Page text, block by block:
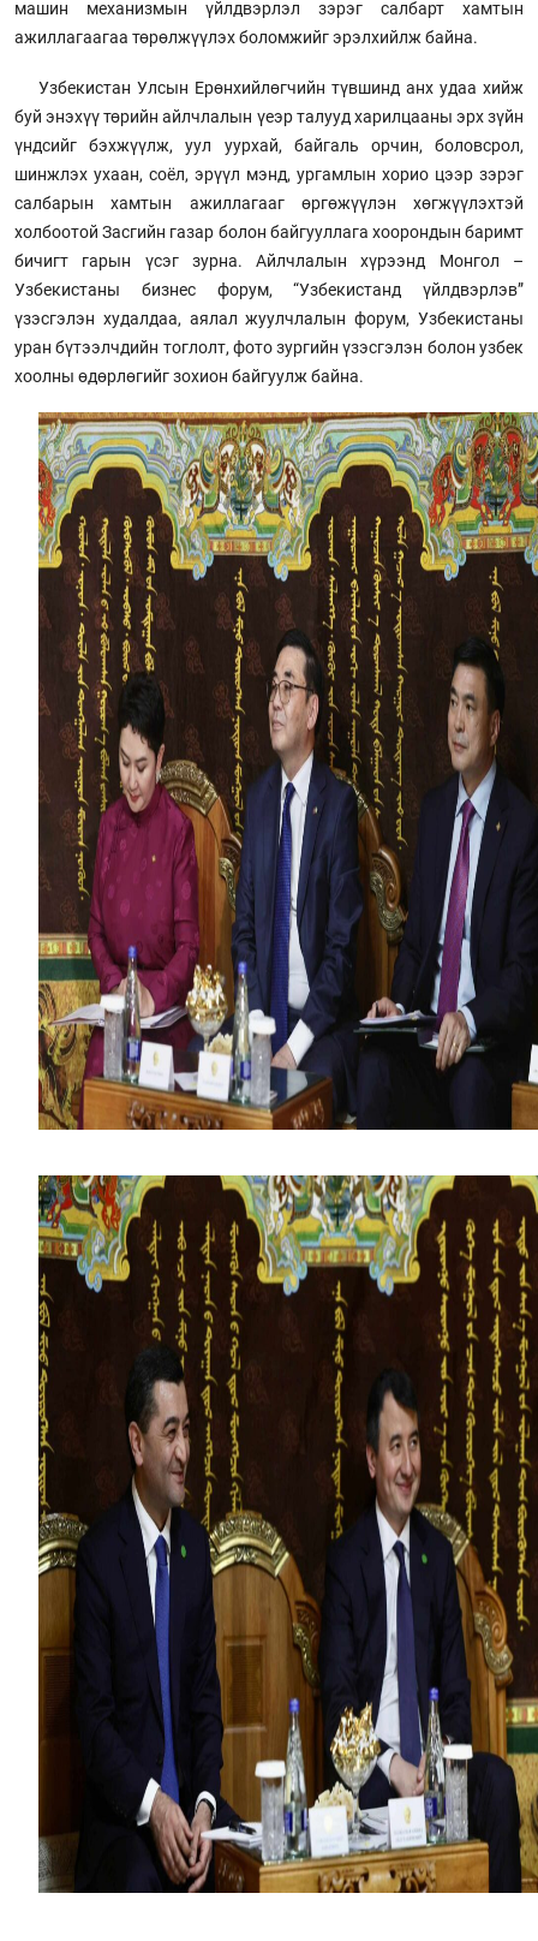
машин механизмын үйлдвэрлэл зэрэг салбарт хамтын
ажиллагаагаа төрөлжүүлэх боломжийг эрэлхийлж байна.
Узбекистан Улсын Ерөнхийлөгчийн түвшинд анх удаа хийж
буй энэхүү төрийн айлчлалын үеэр талууд харилцааны эрх зүйн
үндсийг бэхжүүлж, уул уурхай, байгаль орчин, боловсрол,
шинжлэх ухаан, соёл, эрүүл мэнд, ургамлын хорио цээр зэрэг
салбарын хамтын ажиллагааг өргөжүүлэн хөгжүүлэхтэй
холбоотой Засгийн газар болон байгууллага хоорондын баримт
бичигт гарын үсэг зурна. Айлчлалын хүрээнд Монгол –
Узбекистаны бизнес форум, “Узбекистанд үйлдвэрлэв”
үзэсгэлэн худалдаа, аялал жуулчлалын форум, Узбекистаны
уран бүтээлчдийн тоглолт, фото зургийн үзэсгэлэн болон узбек
хоолны өдөрлөгийг зохион байгуулж байна.